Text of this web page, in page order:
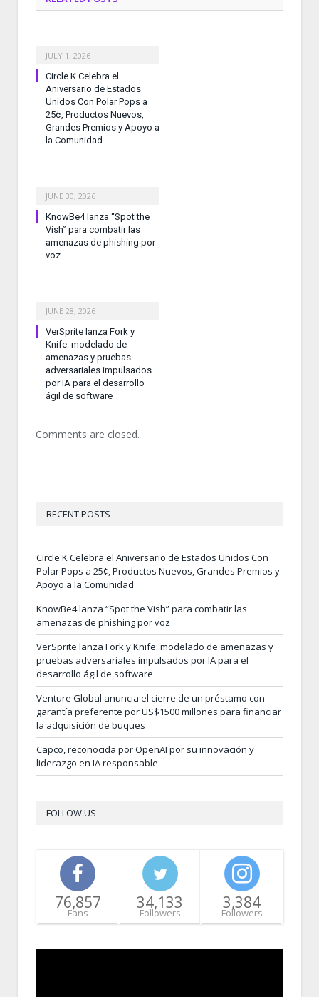
JULY 1, 2026
Circle K Celebra el
Aniversario de Estados
Unidos Con Polar Pops a
25¢, Productos Nuevos,
Grandes Premios y Apoyo a
la Comunidad
JUNE 30, 2026
KnowBe4 lanza “Spot the
Vish” para combatir las
amenazas de phishing por
voz
JUNE 28, 2026
VerSprite lanza Fork y
Knife: modelado de
amenazas y pruebas
adversariales impulsados
por IA para el desarrollo
ágil de software
Comments are closed.
RECENT POSTS
Circle K Celebra el Aniversario de Estados Unidos Con
Polar Pops a 25¢, Productos Nuevos, Grandes Premios y
Apoyo a la Comunidad
KnowBe4 lanza “Spot the Vish” para combatir las
amenazas de phishing por voz
VerSprite lanza Fork y Knife: modelado de amenazas y
pruebas adversariales impulsados por IA para el
desarrollo ágil de software
Venture Global anuncia el cierre de un préstamo con
garantía preferente por US$1500 millones para financiar
la adquisición de buques
Capco, reconocida por OpenAI por su innovación y
liderazgo en IA responsable
FOLLOW US
76,857
Fans
34,133
Followers
3,384
Followers